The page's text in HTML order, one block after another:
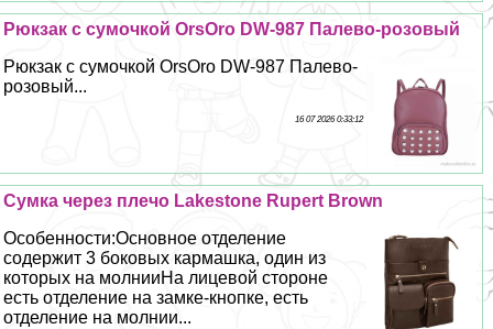
Рюкзак с сумочкой OrsOro DW-987 Палево-розовый
Рюкзак с сумочкой OrsOro DW-987 Палево-
розовый...
16 07 2026 0:33:12
Сумка через плечо Lakestone Rupert Brown
Особенности:Основное отделение
содержит 3 боковых кармашка, один из
которых на молнииНа лицевой стороне
есть отделение на замке-кнопке, есть
отделение на молнии...